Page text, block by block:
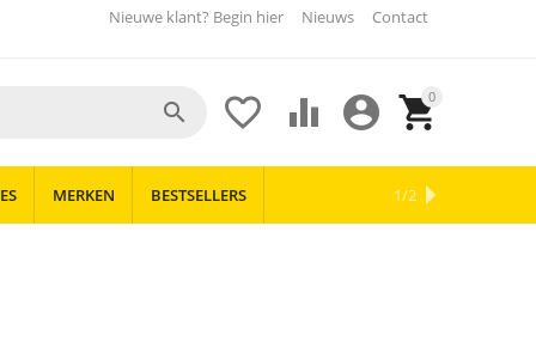
Nieuwe klant? Begin hier Nieuws Contact
0


 

MERKEN BESTSELLERS 1/2